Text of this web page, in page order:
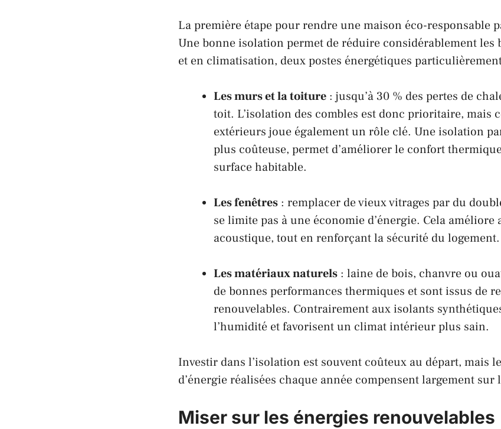
La première étape pour rendre une maison éco-responsable
Une bonne isolation permet de réduire considérablement les
et en climatisation, deux postes énergétiques
Les murs et latoiture : jusqu’à 30 % des pertes de
toit. L’isolation des combles est donc prioritaire, mais
extérieurs joue également un rôle clé. Une isolation
plus coûteuse, permet d’améliorer le confort
surface habitable.
Les fenêtres : remplacer de vieux vitrages par du
se limite pas à une économie d’énergie. Cela
acoustique, tout en renforçant la sécurité du logement.
Les matériaux naturels : laine de bois, chanvre ou
de bonnes performances thermiques et sont issus de
renouvelables. Contrairement aux isolants
l’humidité et favorisent un climat intérieur plus sain.
Investir dans l’isolation est souvent coûteux au départ, mais
d’énergie réalisées chaque année compensent largement sur
Miser sur les énergies renouvelables